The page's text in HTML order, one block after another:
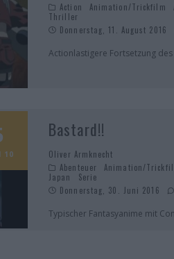
Action
Animation/Trickfilm
Thriller
Donnerstag, 11. August 2016
Actionlastigere Fortsetzung
10
Bastard!!
Oliver Armknecht
Abenteuer
Animation/
Japan
Serie
Donnerstag, 30. Juni 2016
Typischer Fantasyanime mit